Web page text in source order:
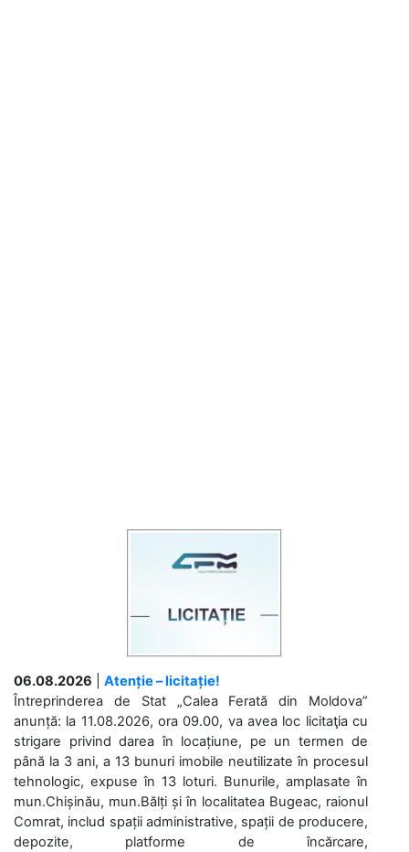
06.08.2026
Atenție – licitație!
Întreprinderea de Stat „Calea Ferată din Moldova”
anunță: la 11.08.2026, ora 09.00, va avea loc licitaţia cu
strigare privind darea în locațiune, pe un termen de
până la 3 ani, a 13 bunuri imobile neutilizate în procesul
tehnologic, expuse în 13 loturi. Bunurile, amplasate în
mun.Chișinău, mun.Bălți și în localitatea Bugeac, raionul
Comrat, includ spații administrative, spații de producere,
depozite, platforme de încărcare,